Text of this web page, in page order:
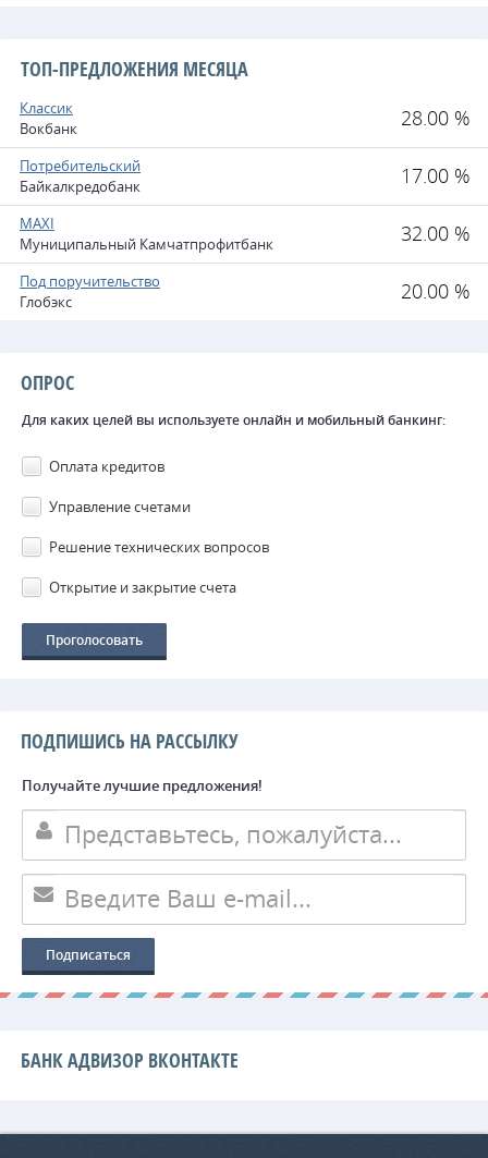
ТОП-ПРЕДЛОЖЕНИЯ МЕСЯЦА
Классик
Вокбанк
28.00 %
Потребительский
Байкалкредобанк
17.00 %
MAXI
Муниципальный Камчатпрофитбанк
32.00 %
Под поручительство
Глобэкс
20.00 %
ОПРОС
Для каких целей вы используете онлайн и мобильный банкинг:
Оплата кредитов
Управление счетами
Решение технических вопросов
Открытие и закрытие счета
ПОДПИШИСЬ НА РАССЫЛКУ
Получайте лучшие предложения!
БАНК АДВИЗОР ВКОНТАКТЕ